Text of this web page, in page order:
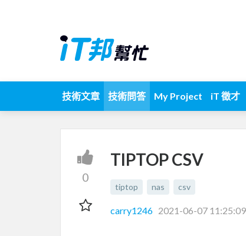
技術文章 技術問答 My Project iT 徵才
0
TIPTOP CSV
tiptop nas csv
carry1246 2021-06-07 11:25:09